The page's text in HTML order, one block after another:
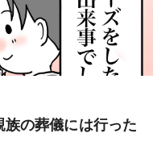
の葬儀には行った